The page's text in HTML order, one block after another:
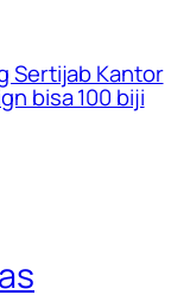
Sertijab Kantor
bisa 100 biji